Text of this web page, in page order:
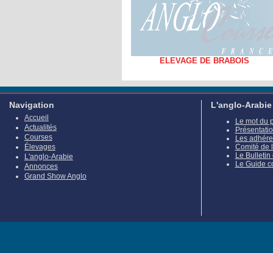
ELEVAGE DE BRABOIS
Navigation
Accueil
Actualités
Courses
Élevages
L'anglo-Arabie
Annonces
Grand Show Anglo
L'anglo-Arabie
Le mot du
Les
Comité de
Le Bulletin
Le Guide